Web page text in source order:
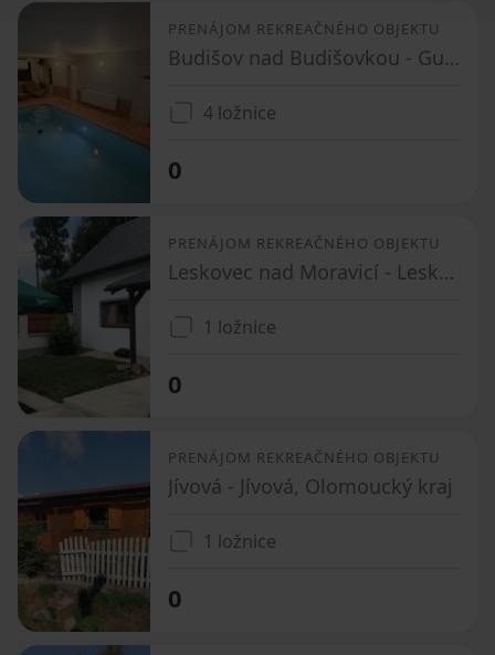
PRENÁJOM REKREAČNÉHO OBJEKTU
Budišov nad Budišovkou - Guntramovice, Moravskoslezský kraj
4 ložnice
0
PRENÁJOM REKREAČNÉHO OBJEKTU
Leskovec nad Moravicí - Leskovec nad Moravicí, Moravskoslezský kraj
1 ložnice
0
PRENÁJOM REKREAČNÉHO OBJEKTU
Jívová - Jívová, Olomoucký kraj
1 ložnice
0